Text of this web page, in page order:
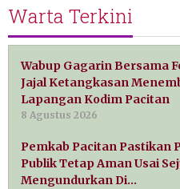
Warta Terkini
Wabup Gagarin Bersama
Jajal Ketangkasan
Lapangan Kodim Pacitan
8 Agustus 2026
Pemkab Pacitan Pastikan
Publik Tetap Aman Usai
Mengundurkan Di…